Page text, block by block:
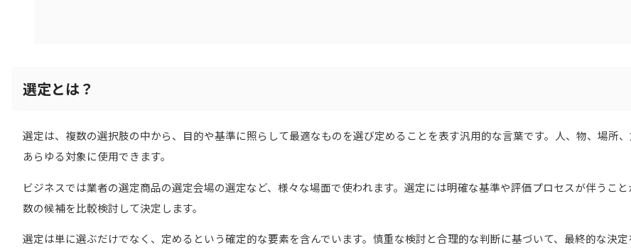
選定とは？
選定は、複数の選択肢の中から、目的や基準に照らして最適なものを選び定めることを表す汎用的な言葉です。人、物、場所、
あらゆる対象に使用できます。
ビジネスでは業者の選定商品の選定会場の選定など、様々な場面で使われます。選定には明確な基準や評価プロセスが伴うこ
数の候補を比較検討して決定します。
選定は単に選ぶだけでなく、定めるという確定的な要素を含んでいます。慎重な検討と合理的な判断に基づいて、最終的な決定